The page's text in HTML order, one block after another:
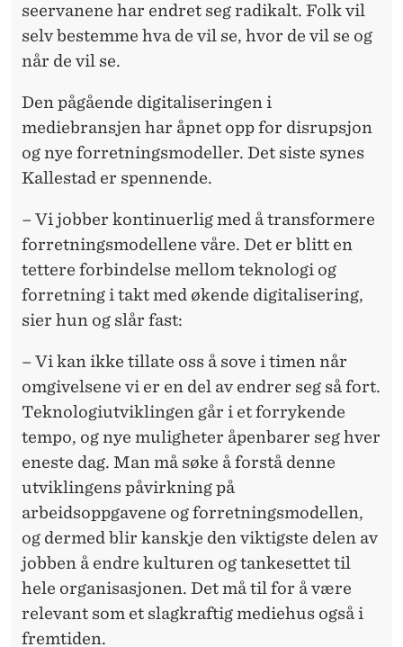
seervanene har endret seg radikalt. Folk vil
selv bestemme hva de vil se, hvor de vil se og
når de vil se.
Den pågående digitaliseringen i
mediebransjen har åpnet opp for disrupsjon
og nye forretningsmodeller. Det siste synes
Kallestad er spennende.
– Vi jobber kontinuerlig med å transformere
forretningsmodellene våre. Det er blitt en
tettere forbindelse mellom teknologi og
forretning i takt med økende digitalisering,
sier hun og slår fast:
– Vi kan ikke tillate oss å sove i timen når
omgivelsene vi er en del av endrer seg så fort.
Teknologiutviklingen går i et forrykende
tempo, og nye muligheter åpenbarer seg hver
eneste dag. Man må søke å forstå denne
utviklingens påvirkning på
arbeidsoppgavene og forretningsmodellen,
og dermed blir kanskje den viktigste delen av
jobben å endre kulturen og tankesettet til
hele organisasjonen. Det må til for å være
relevant som et slagkraftig mediehus også i
fremtiden.